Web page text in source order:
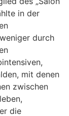
in der
durch
mit denen
zwischen
die